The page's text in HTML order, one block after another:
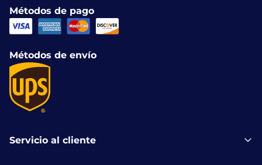
Métodos de pago
Métodos de envío
Servicio al cliente